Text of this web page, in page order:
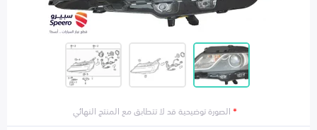
*الصورة توضيحية قد لا تتطابق مع المنتج النهائي